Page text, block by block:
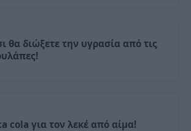
θα διώξετε την υγρασία από τις
cola για τον λεκέ από αίμα!